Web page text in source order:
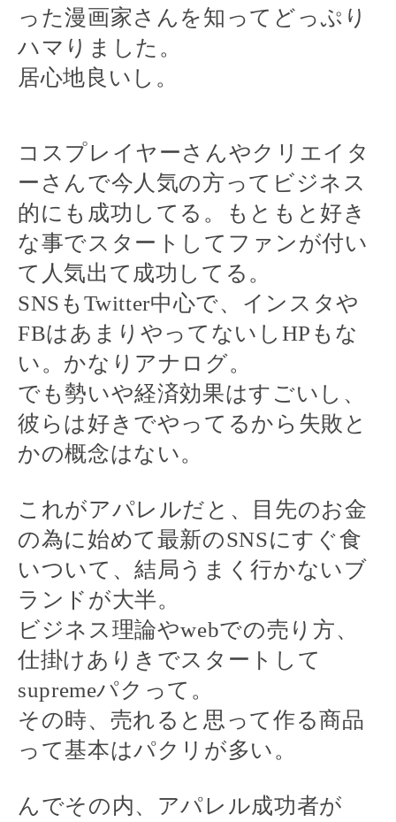
った漫画家さんを知ってどっぷり
ハマりました。
居心地良いし。
コスプレイヤーさんやクリエイタ
ーさんで今人気の方ってビジネス
的にも成功してる。もともと好き
な事でスタートしてファンが付い
て人気出て成功してる。
SNS もTwitter中心で、インスタや
FBはあまりやってないし HP もな
い。 かなりアナログ。
でも勢いや経済効果はすごいし、
彼らは好きでやってるから失敗と
かの概念はない。
これがアパレルだと、目先のお金
の為に始めて最新のSNSにすぐ食
いついて、結局うまく行かないブ
ランドが大半。
ビジネス理論やwebでの売り方、
仕掛けありきでスタートして
supremeパクって。
その時、売れると思って作る商品
って基本はパクリが多い。
んでその内、アパレル成功者が